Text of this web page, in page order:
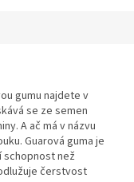
gumu najdete v
se ze semen
A ač má v názvu
Guarová guma je
schopnost než
čerstvost